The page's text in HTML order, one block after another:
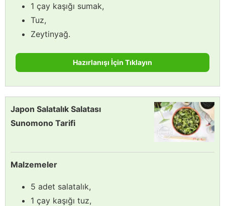
1 çay kaşığı sumak,
Tuz,
Zeytinyağ.
Hazırlanışı İçin Tıklayın
Japon Salatalık Salatası
Sunomono Tarifi
Malzemeler
5 adet salatalık,
1 çay kaşığı tuz,